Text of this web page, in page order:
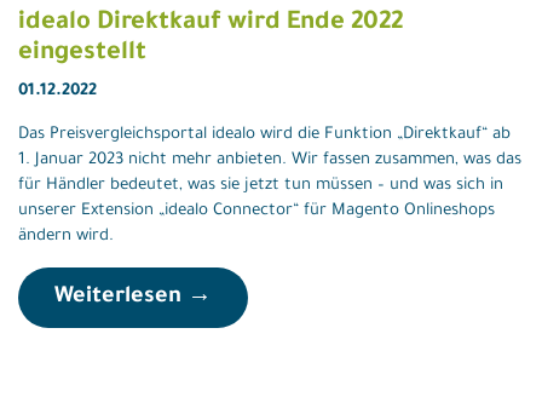
idealo Direktkauf wird Ende 2022
eingestellt
01.12.2022
Das Preisvergleichsportal idealo wird die Funktion „Direktkauf“ ab
1. Januar 2023 nicht mehr anbieten. Wir fassen zusammen, was das
für Händler bedeutet, was sie jetzt tun müssen – und was sich in
unserer Extension „idealo Connector“ für Magento Onlineshops
ändern wird.
Weiterlesen →